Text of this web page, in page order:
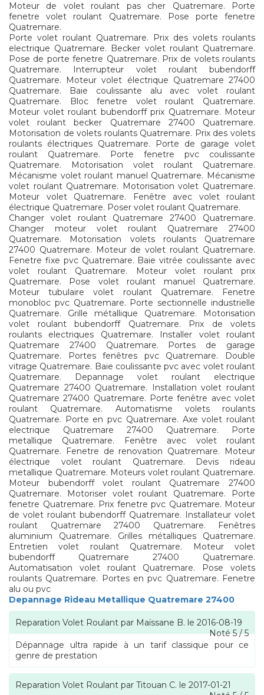
Moteur de volet roulant pas cher Quatremare. Porte
fenetre volet roulant Quatremare. Pose porte fenetre
Quatremare.
Porte volet roulant Quatremare. Prix des volets roulants
electrique Quatremare. Becker volet roulant Quatremare.
Pose de porte fenetre Quatremare. Prix de volets roulants
Quatremare. Interrupteur volet roulant bubendorff
Quatremare. Moteur volet électrique Quatremare 27400
Quatremare. Baie coulissante alu avec volet roulant
Quatremare. Bloc fenetre volet roulant Quatremare.
Moteur volet roulant bubendorff prix Quatremare. Moteur
volet roulant becker Quatremare 27400 Quatremare.
Motorisation de volets roulants Quatremare. Prix des volets
roulants électriques Quatremare. Porte de garage volet
roulant Quatremare. Porte fenetre pvc coulissante
Quatremare. Motorisation volet roulant Quatremare.
Mécanisme volet roulant manuel Quatremare. Mécanisme
volet roulant Quatremare. Motorisation volet Quatremare.
Moteur volet Quatremare. Fenêtre avec volet roulant
électrique Quatremare. Poser volet roulant Quatremare.
Changer volet roulant Quatremare 27400 Quatremare.
Changer moteur volet roulant Quatremare 27400
Quatremare. Motorisation volets roulants Quatremare
27400 Quatremare. Moteur de volet roulant Quatremare.
Fenetre fixe pvc Quatremare. Baie vitrée coulissante avec
volet roulant Quatremare. Moteur volet roulant prix
Quatremare. Pose volet roulant manuel Quatremare.
Moteur tubulaire volet roulant Quatremare. Fenetre
monobloc pvc Quatremare. Porte sectionnelle industrielle
Quatremare. Grille métallique Quatremare. Motorisation
volet roulant bubendorff Quatremare. Prix de volets
roulants electriques Quatremare. Installer volet roulant
Quatremare 27400 Quatremare. Portes de garage
Quatremare. Portes fenêtres pvc Quatremare. Double
vitrage Quatremare. Baie coulissante pvc avec volet roulant
Quatremare. Depannage volet roulant electrique
Quatremare 27400 Quatremare. Installation volet roulant
Quatremare 27400 Quatremare. Porte fenêtre avec volet
roulant Quatremare. Automatisme volets roulants
Quatremare. Porte en pvc Quatremare. Axe volet roulant
electrique Quatremare 27400 Quatremare. Porte
metallique Quatremare. Fenêtre avec volet roulant
Quatremare. Fenetre de renovation Quatremare. Moteur
électrique volet roulant Quatremare. Devis rideau
metallique Quatremare. Moteurs volet roulant Quatremare.
Moteur bubendorff volet roulant Quatremare 27400
Quatremare. Motoriser volet roulant Quatremare. Porte
fenetre Quatremare. Prix fenetre pvc Quatremare. Moteur
de volet roulant bubendorff Quatremare. Installateur volet
roulant Quatremare 27400 Quatremare. Fenêtres
aluminium Quatremare. Grilles métalliques Quatremare.
Entretien volet roulant Quatremare. Moteur volet
bubendorff Quatremare 27400 Quatremare.
Automatisation volet roulant Quatremare. Pose volets
roulants Quatremare. Portes en pvc Quatremare. Fenetre
alu ou pvc
Depannage Rideau Metallique Quatremare 27400
Reparation Volet Roulant par Maïssane B. le 2016-08-19
Noté5/5
Dépannage ultra rapide à un tarif classique pour ce
genre de prestation
Reparation Volet Roulant par Titouan C. le 2017-01-21